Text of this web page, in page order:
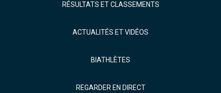
RÉSULTATS ET CLASSEMENTS
ACTUALITÉS ET VIDÉOS
BIATHLÈTES
REGARDER EN DIRECT